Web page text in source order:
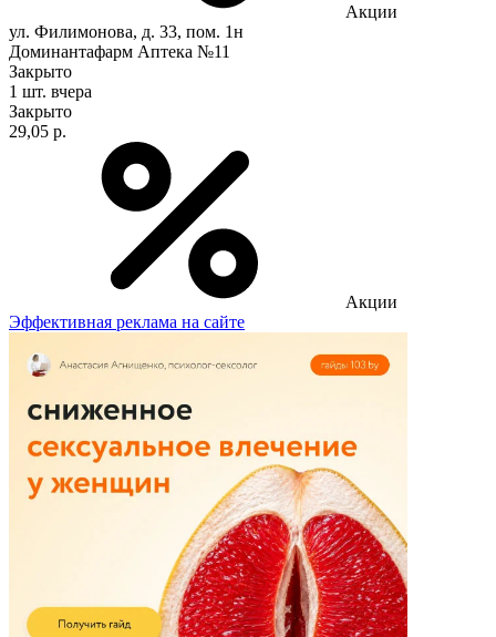
Акции
ул. Филимонова, д. 33, пом. 1н
Доминантафарм Аптека №11
Закрыто
1 шт. вчера
Закрыто
29,05 р.
Акции
Эффективная реклама на сайте